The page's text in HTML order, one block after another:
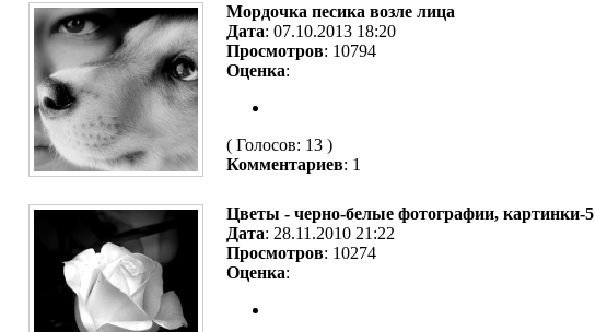
Мордочка песика возле лица
Дата: 07.10.2013 18:20
Просмотров: 10794
Оценка:
( Голосов: 13 )
Комментариев: 1
Цветы - черно-белые фотографии, картинки-5
Дата: 28.11.2010 21:22
Просмотров: 10274
Оценка: